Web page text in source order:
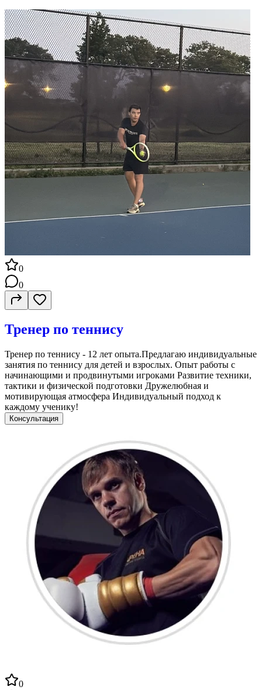
0
0
Тренер по теннису
Тренер по теннису - 12 лет опыта.Предлагаю индивидуальные
занятия по теннису для детей и взрослых. Опыт работы с
начинающими и продвинутыми игроками Развитие техники,
тактики и физической подготовки Дружелюбная и
мотивирующая атмосфера Индивидуальный подход к
каждому ученику!
Консультация
0